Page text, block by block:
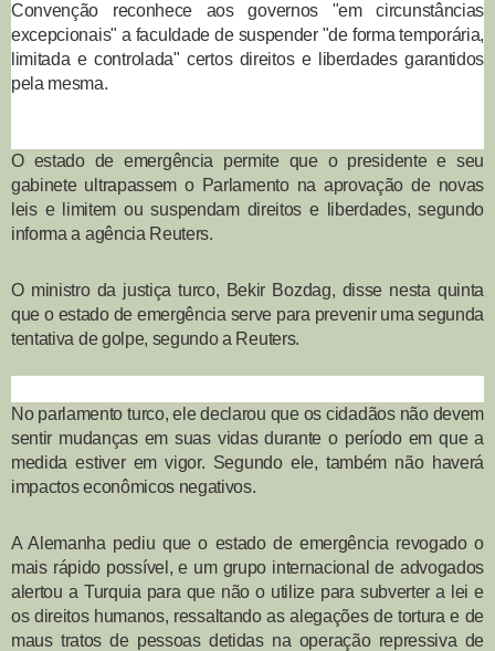
Convenção reconhece aos governos "em circunstâncias
excepcionais" a faculdade de suspender "de forma temporária,
limitada e controlada" certos direitos e liberdades garantidos
pela mesma.
O estado de emergência permite que o presidente e seu
gabinete ultrapassem o Parlamento na aprovação de novas
leis e limitem ou suspendam direitos e liberdades, segundo
informa a agência Reuters.
O ministro da justiça turco, Bekir Bozdag, disse nesta quinta
que o estado de emergência serve para prevenir uma segunda
tentativa de golpe, segundo a Reuters.
No parlamento turco, ele declarou que os cidadãos não devem
sentir mudanças em suas vidas durante o período em que a
medida estiver em vigor. Segundo ele, também não haverá
impactos econômicos negativos.
A Alemanha pediu que o estado de emergência revogado o
mais rápido possível, e um grupo internacional de advogados
alertou a Turquia para que não o utilize para subverter a lei e
os direitos humanos, ressaltando as alegações de tortura e de
maus tratos de pessoas detidas na operação repressiva de